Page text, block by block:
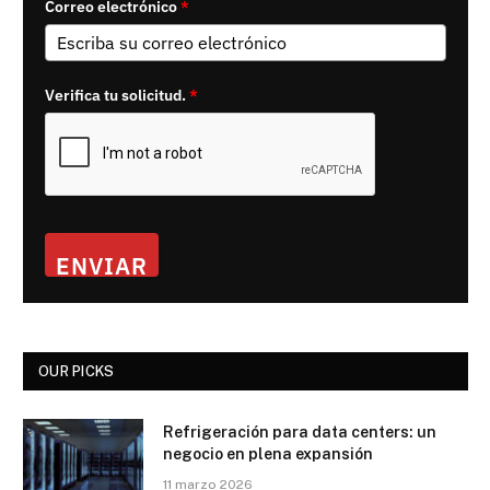
Correo electrónico*
Verifica tu solicitud.*
ENVIAR
OUR PICKS
Refrigeración para data centers: un
negocio en plena expansión
11 marzo 2026